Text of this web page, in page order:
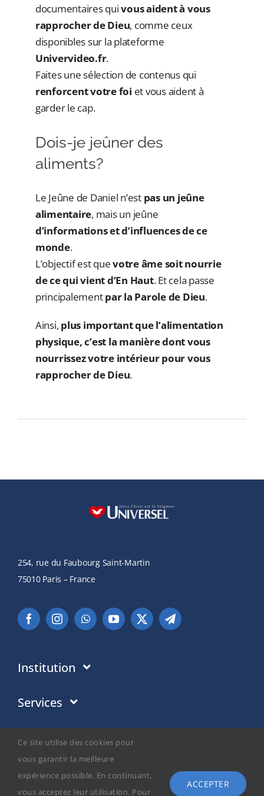
documentaires quivous aident à vous
rapprocher de Dieu, comme ceux
disponibles sur la plateforme
Univervideo.fr.
Faites une sélection de contenus qui
renforcent votre foi et vous aident à
garder le cap.
Dois-je jeûner des
aliments?
Le Jeûne de Daniel n’est pas un jeûne
alimentaire, mais un jeûne
d’informations et d’influences de ce
monde.
L’objectif est quevotre âme soit nourrie
de ce qui vient d’En Haut. Et cela passe
principalementpar la Parole de Dieu.
Ainsi, plus important que l’alimentation
physique, c’est la manière dont vous
nourrissez votre intérieur pour vous
rapprocher de Dieu.
254, rue du Faubourg Saint-Martin
75010 Paris – France
Institution
Institution
Politique de Confidentialité
Politique des Cookies
Services
Dons
Adresses en France
Média
Actualités
Événements
Universel+
Ce site utilise des cookies pour
vous garantir la meilleure
expérience possible. En continuant,
vous acceptez leur utilisation. Pour
ACCEPTER